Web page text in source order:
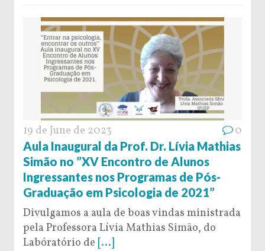
19 de June de 2023 0
Aula Inaugural da Prof. Dr. Lívia Mathias
Simão no ”XV Encontro de Alunos
Ingressantes nos Programas de Pós-
Graduação em Psicologia de 2021”
Divulgamos a aula de boas vindas ministrada
pela Professora Lívia Mathias Simão, do
Labóratório de [...]